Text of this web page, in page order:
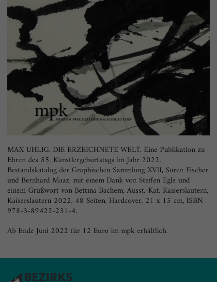
MAX UHLIG. DIE ERZEICHNETE WELT. Eine Publikation zu
Ehren des 85. Künstlergeburtstags im Jahr 2022,
Bestandskatalog der Graphischen Sammlung XVII, Sören Fischer
und Bernhard Maaz, mit einem Dank von Steffen Egle und
einem Grußwort von Bettina Bachem, Ausst.-Kat. Kaiserslautern,
Kaiserslautern 2022, 48 Seiten, Hardcover, 21 x 15 cm, ISBN
978-3-89422-231-4.
Ab Ende Juni 2022 für 12 Euro im mpk erhältlich.